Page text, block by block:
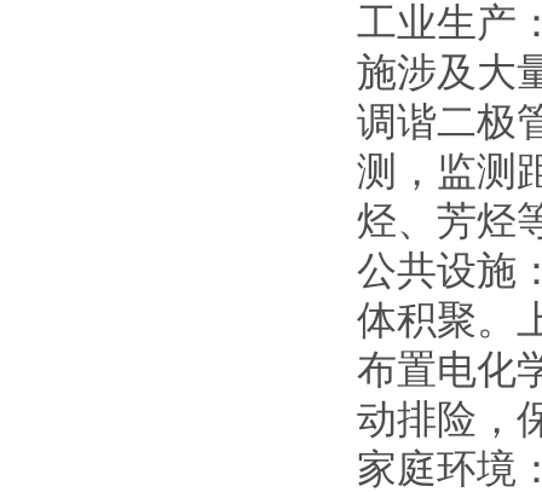
工业生产
施涉及大
调谐二极
测，监测
烃、芳烃
公共设施
体积聚。
布置电化
动排险，
家庭环境